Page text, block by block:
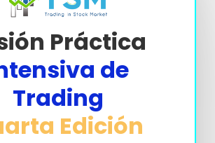
Práctica
de
Trading
Edición